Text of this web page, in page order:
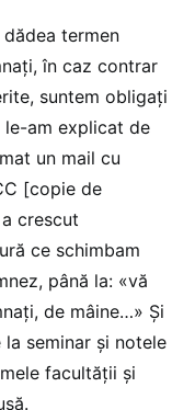
termen
în caz contrar
suntem obligați
le-am explicat de
un mail cu
[copie de
crescut
ce schimbam
până la: «vă
de mâine…» Și
seminar și notele
facultății și